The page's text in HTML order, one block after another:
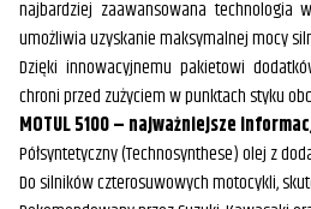
najbardziej zaawansowana technologia
umożliwia uzyskanie maksymalnej mocy
Dzięki innowacyjnemu pakietowi
chroni przed zużyciem w punktach styku
MOTUL 5100 – najważniejsze
Półsyntetyczny (Technosynthese) olej z
Do silników czterosuwowych motocykli,